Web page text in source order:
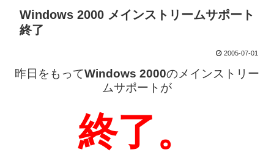
Windows 2000 メインストリームサポート
終了
2005-07-01
昨日をもってWindows 2000のメインストリー
ムサポートが
終了。